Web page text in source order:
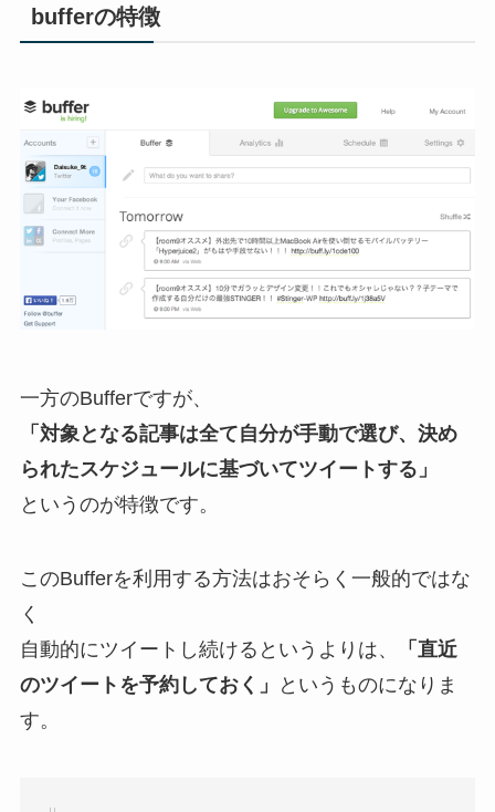
bufferの特徴
一方のBufferですが、
「対象となる記事は全て自分が手動で選び、決め
られたスケジュールに基づいてツイートする」
というのが特徴です。
このBufferを利用する方法はおそらく一般的ではな
く
自動的にツイートし続けるというよりは、
「直近
のツイートを予約しておく」
というものになりま
す。